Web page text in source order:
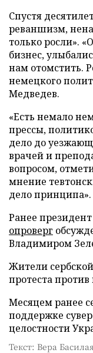
Спустя
реваншизм,
только росли».
бизнес,
нам отомстить.
немецкого
Медведев.
«Есть немало
прессы,
дело до
врачей и
вопросом,
мнение
дело принципа».
Ранее
опроверг
Владимиром
Жители
протеста
Месяцем ранее
поддержке
целостности
Текст: Вера Басилая